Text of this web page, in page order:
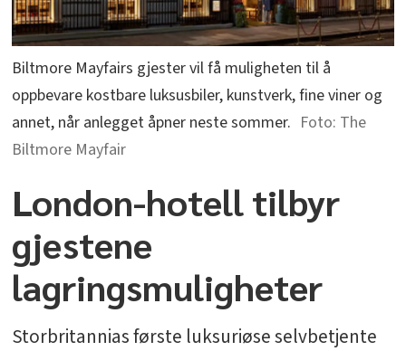
Biltmore Mayfairs gjester vil få muligheten til å
oppbevare kostbare luksusbiler, kunstverk, fine viner og
annet, når anlegget åpner neste sommer.
The
Biltmore Mayfair
London-hotell tilbyr
gjestene
lagringsmuligheter
Storbritannias første luksuriøse selvbetjente